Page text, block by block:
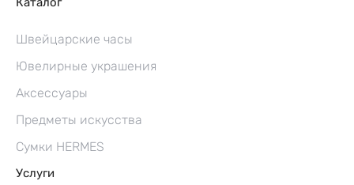
Швейцарские часы
Ювелирные украшения
Аксессуары
Предметы искусства
Сумки HERMES
Услуги